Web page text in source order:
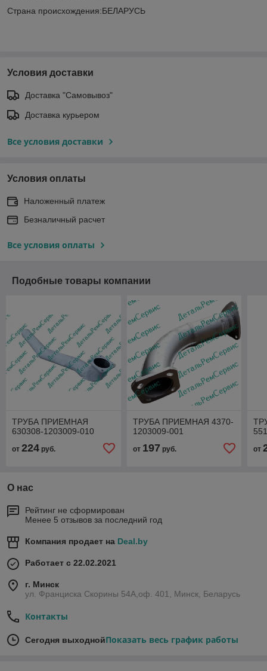
Страна происхождения:БЕЛАРУСЬ
Условия доставки
Доставка "Самовывоз"
Доставка курьером
Все условия доставки
Условия оплаты
Наложенный платеж
Безналичный расчет
Все условия оплаты
Подобные товары компании
ТРУБА ПРИЕМНАЯ
630308-1203009-010
от 224 руб.
ТРУБА ПРИЕМНАЯ 4370-
1203009-001
от 197 руб. от
О нас
Рейтинг не сформирован
Менее 5 отзывов за последний год
Компания продает на Deal.by
Работает с 22.02.2021
г. Минск
ул. Франциска Скорины 54А,оф. 401, Минск, Беларусь
Контакты
Сегодня выходнойПоказать весь график работы